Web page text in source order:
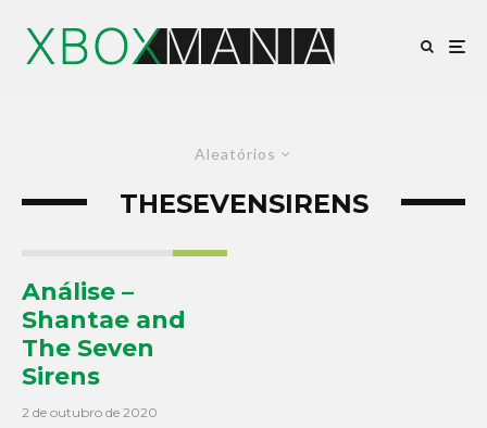
Aleatórios
THESEVENSIRENS
Análise –
Shantae and
The Seven
Sirens
2 de outubro de 2020